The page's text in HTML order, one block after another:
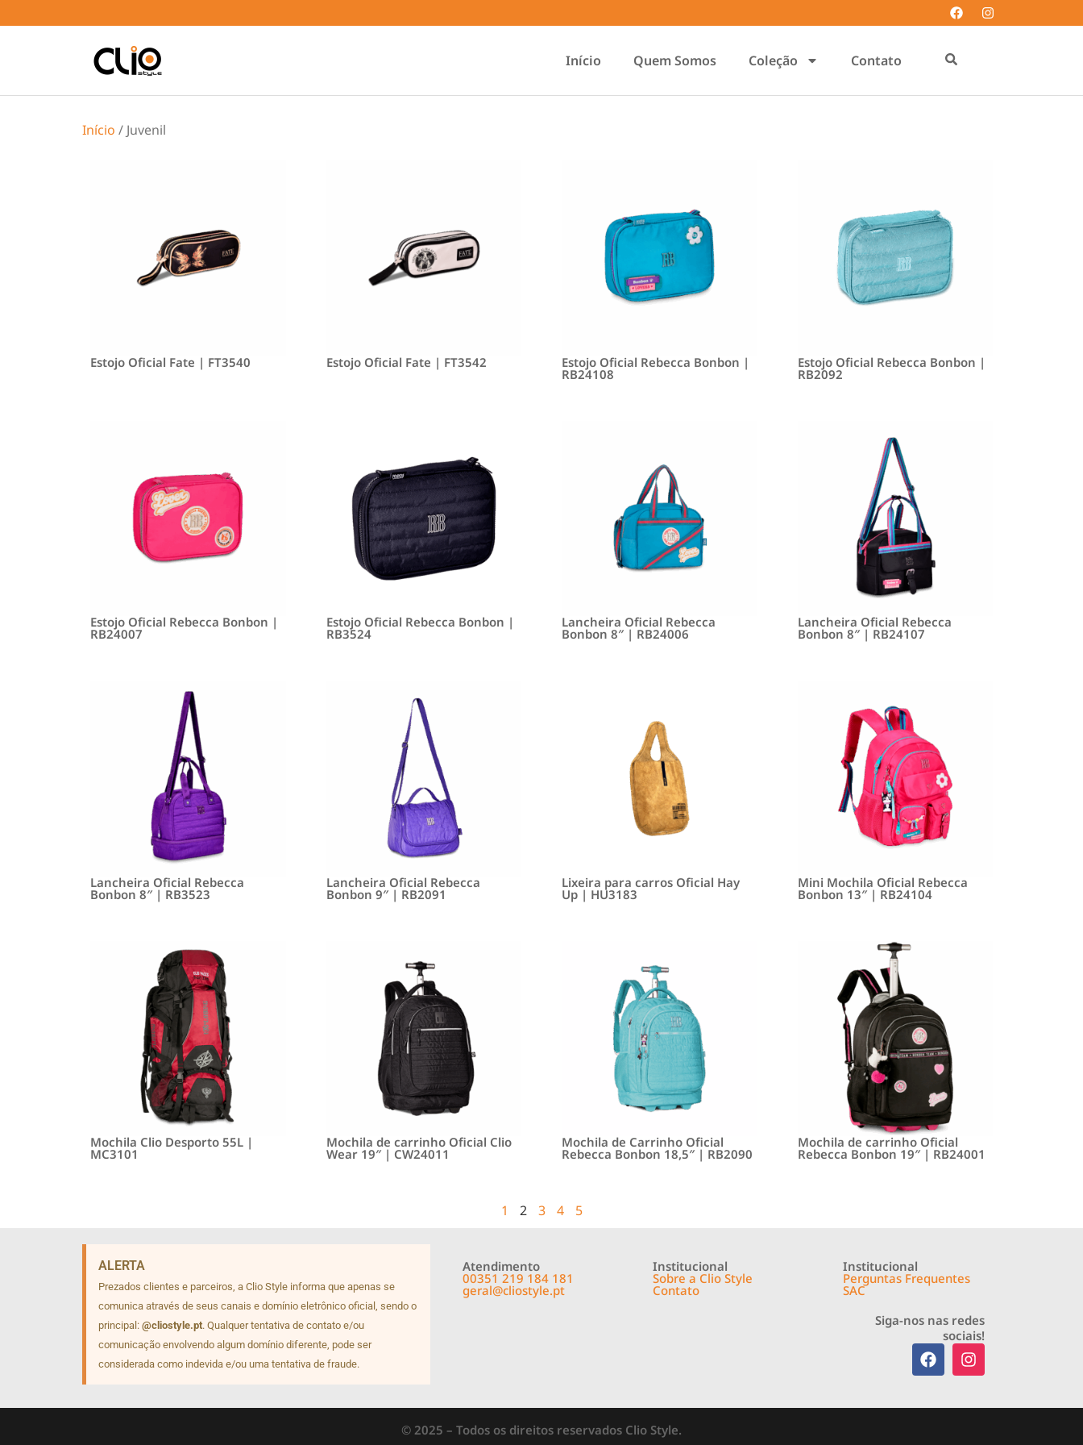
Início Quem Somos Coleção Contato
Início / Juvenil
Estojo Oficial Fate | FT3540 Estojo Oficial Fate | FT3542 Estojo Oficial Rebecca Bonbon |
RB24108
Estojo Oficial Rebecca Bonbon |
RB2092
Estojo Oficial Rebecca Bonbon |
RB24007
Estojo Oficial Rebecca Bonbon |
RB3524
Lancheira Oficial Rebecca
Bonbon 8″ | RB24006
Lancheira Oficial Rebecca
Bonbon 8″ | RB24107
Lancheira Oficial Rebecca
Bonbon 8″ | RB3523
Lancheira Oficial Rebecca
Bonbon 9″ | RB2091
Lixeira para carros Oficial Hay
Up | HU3183
Mini Mochila Oficial Rebecca
Bonbon 13″ | RB24104
Mochila Clio Desporto 55L |
MC3101
Mochila de carrinho Oficial Clio
Wear 19″ | CW24011
Mochila de Carrinho Oficial
Rebecca Bonbon 18,5″ | RB2090
Mochila de carrinho Oficial
Rebecca Bonbon 19″ | RB24001
1 2 3 4 5
ALERTA
Prezados clientes e parceiros, a Clio Style informa que apenas se
comunica através de seus canais e domínio eletrônico oficial, sendo o
principal: @cliostyle.pt. Qualquer tentativa de contato e/ou
comunicação envolvendo algum domínio diferente, pode ser
considerada como indevida e/ou uma tentativa de fraude.
Atendimento
00351 219 184 181
geral@cliostyle.pt
Institucional
Sobre a Clio Style
Contato
Institucional
Perguntas Frequentes
SAC
Siga-nos nas redes
sociais!
© 2025 – Todos os direitos reservados Clio Style.